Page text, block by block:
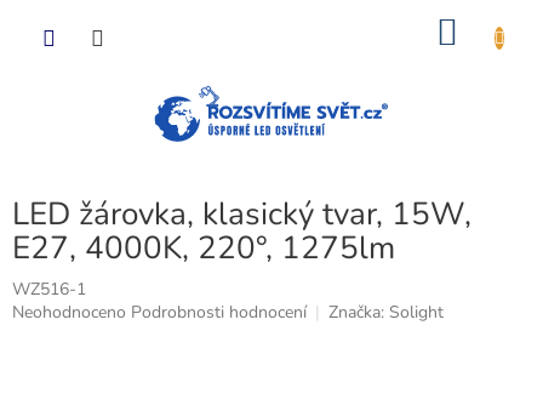
LED žárovka, klasický tvar, 15W,
E27, 4000K, 220°, 1275lm
WZ516-1
Průměrné
Neohodnoceno Podrobnosti hodnocení Značka: Solight